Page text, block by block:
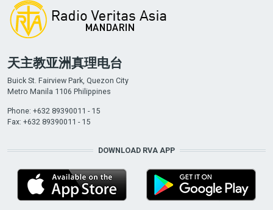
天主教亚洲真理电台
Buick St. Fairview Park, Quezon City
Metro Manila 1106 Philippines
Phone: +632 89390011 - 15
Fax: +632 89390011 - 15
DOWNLOAD RVA APP